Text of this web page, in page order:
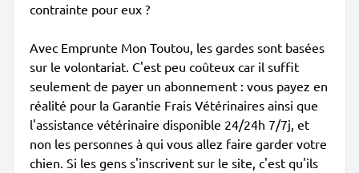
contrainte pour eux ?
Avec Emprunte Mon Toutou, les gardes sont basées
sur le volontariat. C'est peu coûteux car il suffit
seulement de payer un abonnement : vous payez en
réalité pour la Garantie Frais Vétérinaires ainsi que
l'assistance vétérinaire disponible 24/24h 7/7j, et
non les personnes à qui vous allez faire garder votre
chien. Si les gens s'inscrivent sur le site, c'est qu'ils